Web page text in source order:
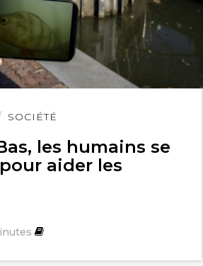
SOCIÉTÉ
les humains se
aider les